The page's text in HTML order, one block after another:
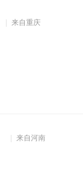
来自重庆
来自河南